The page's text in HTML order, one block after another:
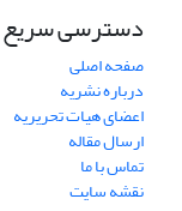
دسترسی سریع
صفحه اصلی
درباره نشریه
اعضای هیات تحریریه
ارسال مقاله
تماس با ما
نقشه سایت